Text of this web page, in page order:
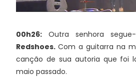
00h26: Outra senhora
Redshoes. Com a guitarra na
canção de sua autoria que foi
maio passado.